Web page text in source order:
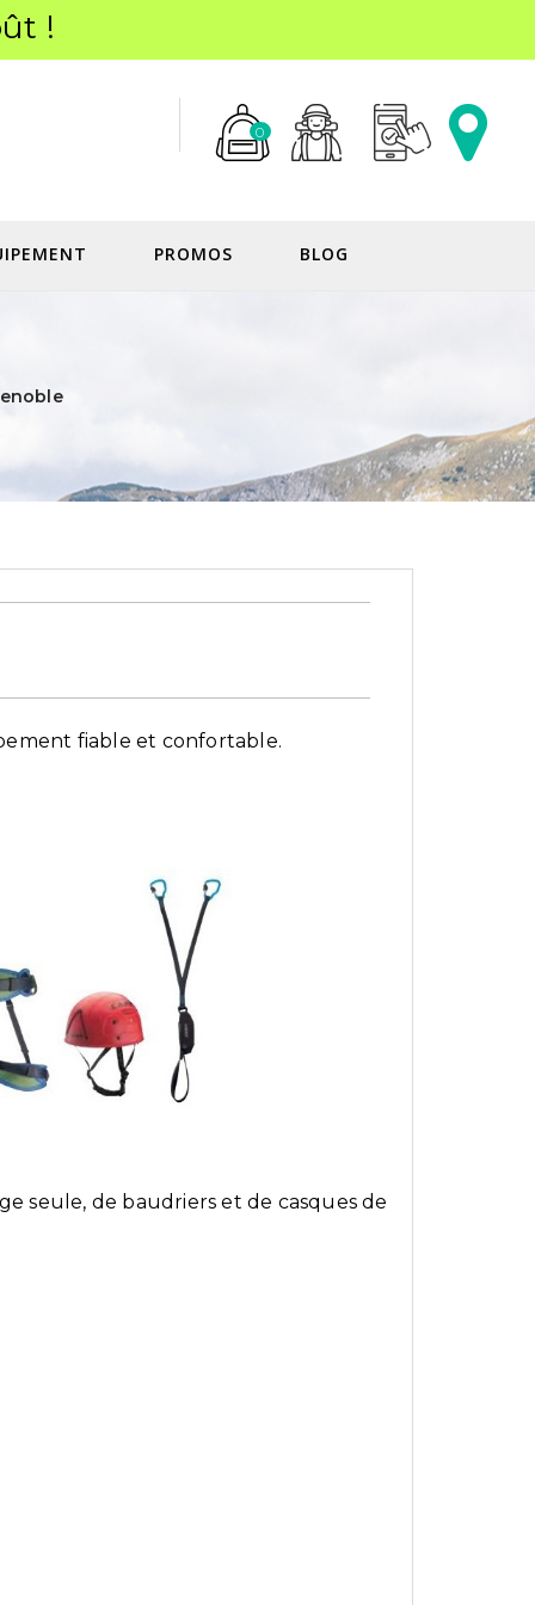
!
0
PROMOS BLOG
fiable et confortable.
seule, de baudriers et de casques de